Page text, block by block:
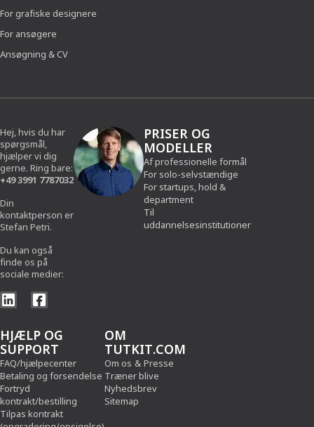
For grafiske designere
For ansøgere
Ansøgning & CV
Hej, hvis du har
spørgsmål,
hjælper vi dig
gerne. Ring bare:
+49 3991 7787032
Din
kontaktperson er
Stefan Petri.
Du kan også
finde os på
sociale medier:
PRISER OG
MODELLER
Af professionelle formål
For solo-selvstændige
For startups, hold &
department
Til
uddannelsesinstitutioner
HJÆLP OG
SUPPORT
FAQ/hjælpecenter
Betaling og forsendelse
Fortryd
kontrakt/bestilling
Tilpas kontrakt
OM
TUTKIT.COM
Om os & Presse
Træner blive
Nyhedsbrev
Sitemap